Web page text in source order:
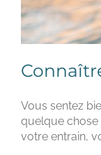
Vous sentez
quelque chose
votre entrain,